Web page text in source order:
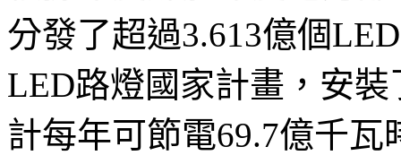
分發了超過3.613億個
LED路燈國家計畫，安
計每年可節電69.7億千瓦